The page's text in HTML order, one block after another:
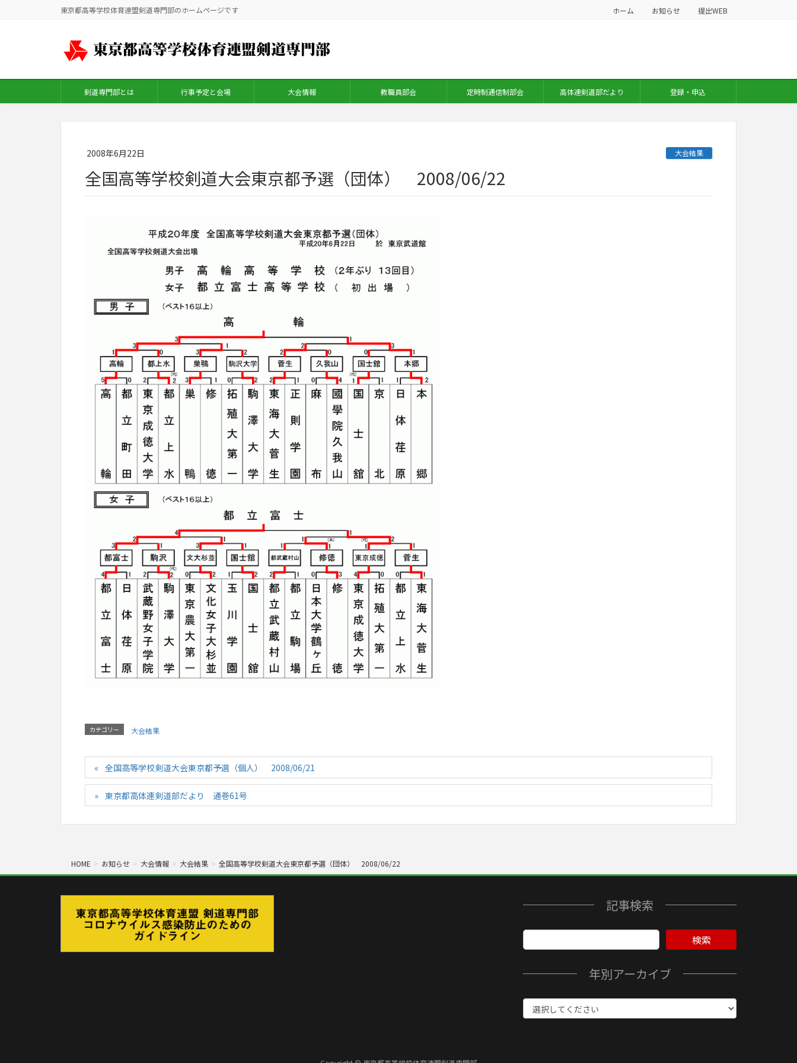
東京都高等学校体育連盟剣道専門部のホームページです ホーム お知らせ 提出WEB
剣道専門部とは 行事予定と会場 大会情報 教職員部会 定時制通信制部会 高体連剣道部だより 登録・申込
2008年6月22日 大会結果
全国高等学校剣道大会東京都予選（団体） 2008/06/22
カテゴリー 大会結果
全国高等学校剣道大会東京都予選（個人） 2008/06/21
東京都高体連剣道部だより 通巻61号
HOME お知らせ 大会情報 大会結果 全国高等学校剣道大会東京都予選（団体） 2008/06/22
記事検索
検索
年別アーカイブ